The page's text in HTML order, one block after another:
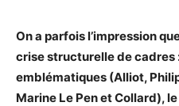
On a parfois l’impression
crise structurelle de cadres
emblématiques (Alliot,
Marine Le Pen et Collard),